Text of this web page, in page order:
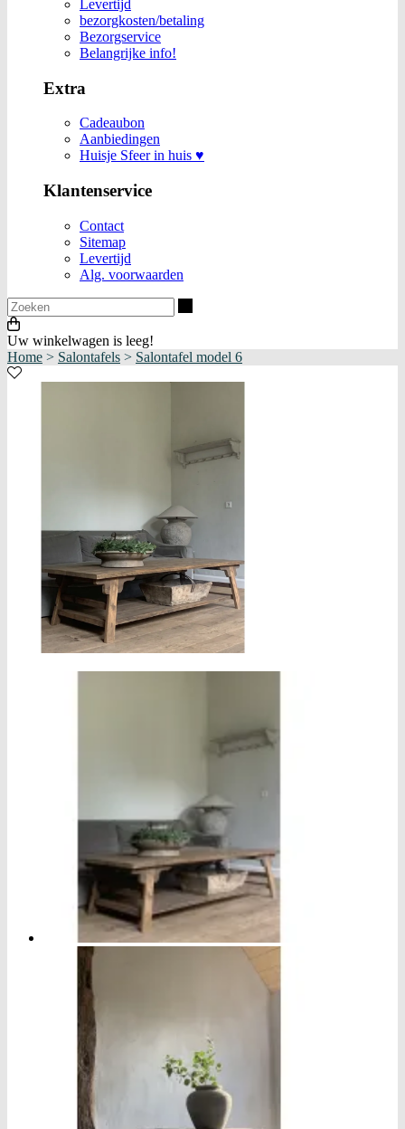
Levertijd
bezorgkosten/betaling
Bezorgservice
Belangrijke info!
Extra
Cadeaubon
Aanbiedingen
Huisje Sfeer in huis ♥
Klantenservice
Contact
Sitemap
Levertijd
Alg. voorwaarden
Uw winkelwagen is leeg!
Home > Salontafels > Salontafel model 6